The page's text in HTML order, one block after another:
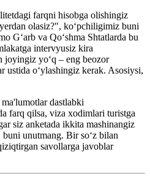
farqni hisobga olishingiz
olasiz?", ko‘pchiligimiz buni
G‘arb va Qo‘shma Shtatlarda bu
intervyusiz kira
joyingiz yo‘q – eng beozor
ustida o‘ylashingiz kerak. Asosiysi,
dastlabki
farq qilsa, viza xodimlari turistga
siz anketada ikkita mashinangiz
unutmang. Bir so‘z bilan
savollarga javoblar